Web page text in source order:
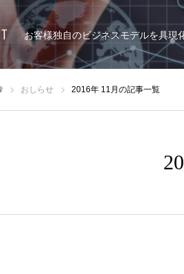
お客様独自のビジネスモデルを具現
おしらせ 2016年 11月の記事一覧